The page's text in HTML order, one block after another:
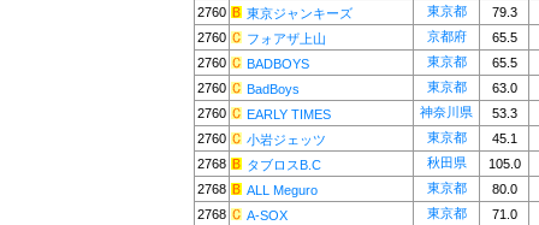
2760
東京ジャンキーズ 東京都
79.3
2760
フォアザ上山 京都府
65.5
2760
BADBOYS 東京都
65.5
2760
BadBoys 東京都
63.0
2760
EARLY TIMES 神奈川県
53.3
2760
小岩ジェッツ 東京都
45.1
2768
タブロスB.C 秋田県
105.0
2768
ALL Meguro 東京都
80.0
2768
A-SOX 東京都
71.0